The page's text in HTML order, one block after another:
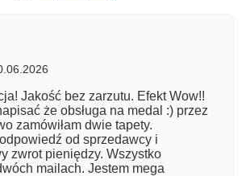
Jakość bez zarzutu. Efekt Wow!!
że obsługa na medal :) przez
zamówiłam dwie tapety.
od sprzedawcy i
zwrot pieniędzy. Wszystko
mailach. Jestem mega